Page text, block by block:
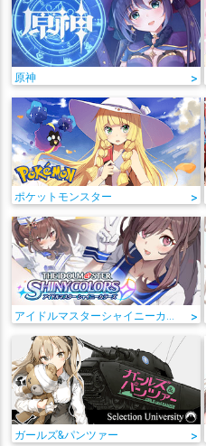
原神 >
ポケットモンスター >
>
ガールズ&パンツァー >